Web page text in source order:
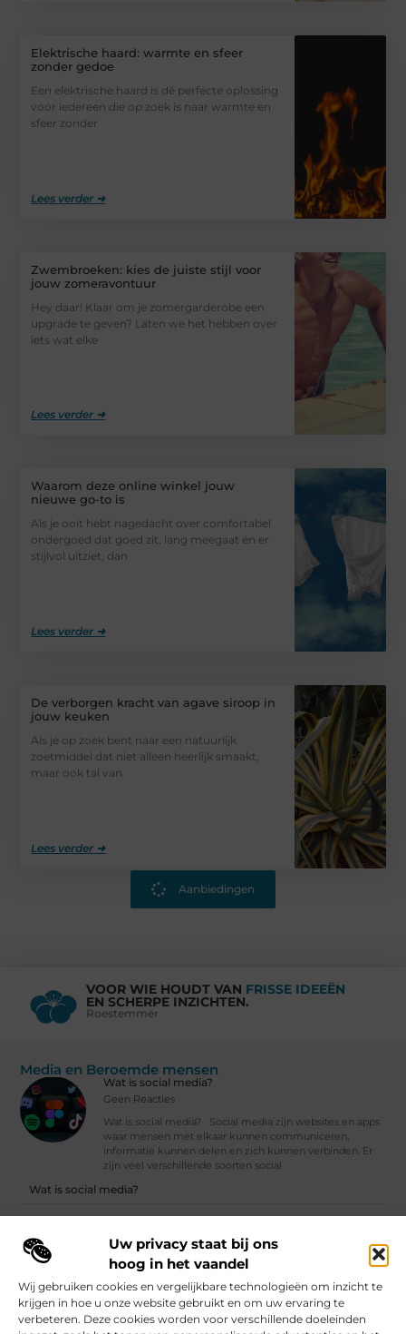
Uw privacy staat bij ons
hoog in het vaandel
Wij gebruiken cookies en vergelijkbare technologieën om inzicht te
krijgen in hoe u onze website gebruikt en om uw ervaring te
verbeteren. Deze cookies worden voor verschillende doeleinden
Elektrische haard: warmte en sfeer
zonder gedoe
Een elektrische haard is dé perfecte oplossing
voor iedereen die op zoek is naar warmte en
sfeer zonder
Lees verder ➜
Zwembroeken: kies de juiste stijl voor
jouw zomeravontuur
Hey daar! Klaar om je zomergarderobe een
upgrade te geven? Laten we het hebben over
iets wat elke
Lees verder ➜
Waarom deze online winkel jouw
nieuwe go-to is
Als je ooit hebt nagedacht over comfortabel
ondergoed dat goed zit, lang meegaat én er
stijlvol uitziet, dan
Lees verder ➜
De verborgen kracht van agave siroop in
jouw keuken
Als je op zoek bent naar een natuurlijk
zoetmiddel dat niet alleen heerlijk smaakt,
maar ook tal van
Lees verder ➜
Aanbiedingen
VOOR WIE HOUDT VAN FRISSE IDEEËN
EN SCHERPE INZICHTEN.
Roestemmer
Media en Beroemde mensen
Wat is social media?
Geen Reacties
Wat is social media? Social media zijn websites en apps
waar mensen met elkaar kunnen communiceren,
informatie kunnen delen en zich kunnen verbinden. Er
zijn veel verschillende soorten social
Wat is social media?
Vind Ons Hier :